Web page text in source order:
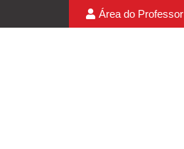
Área do Professor